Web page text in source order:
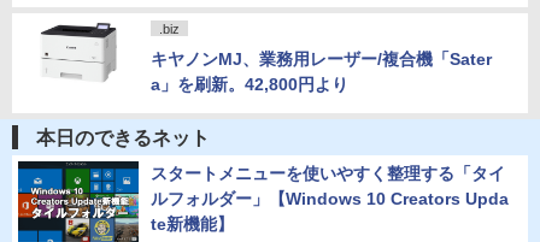
.biz
キヤノンMJ、業務用レーザー/複合機「Sater
a」を刷新。42,800円より
本日のできるネット
スタートメニューを使いやすく整理する「タイ
ルフォルダー」【Windows 10 Creators Upda
te新機能】